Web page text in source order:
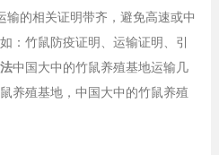
输的相关证明带齐，避免高速或中
：竹鼠防疫证明、运输证明、引
中国大中的竹鼠养殖基地运输几
养殖基地，中国大中的竹鼠养殖